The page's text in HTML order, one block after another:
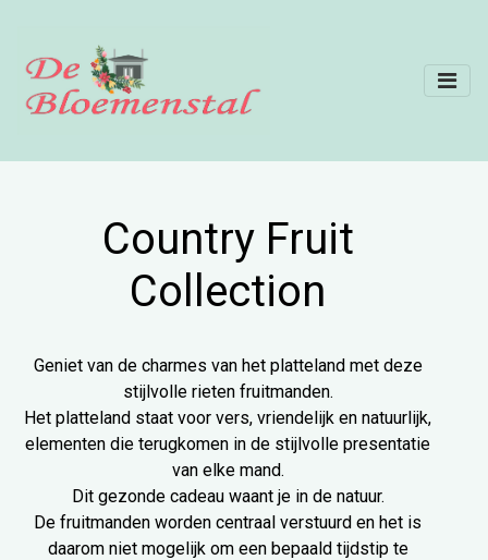
Country Fruit
Collection
Geniet van de charmes van het platteland met deze
stijlvolle rieten fruitmanden.
Het platteland staat voor vers, vriendelijk en natuurlijk,
elementen die terugkomen in de stijlvolle presentatie
van elke mand.
Dit gezonde cadeau waant je in de natuur.
De fruitmanden worden centraal verstuurd en het is
daarom niet mogelijk om een bepaald tijdstip te